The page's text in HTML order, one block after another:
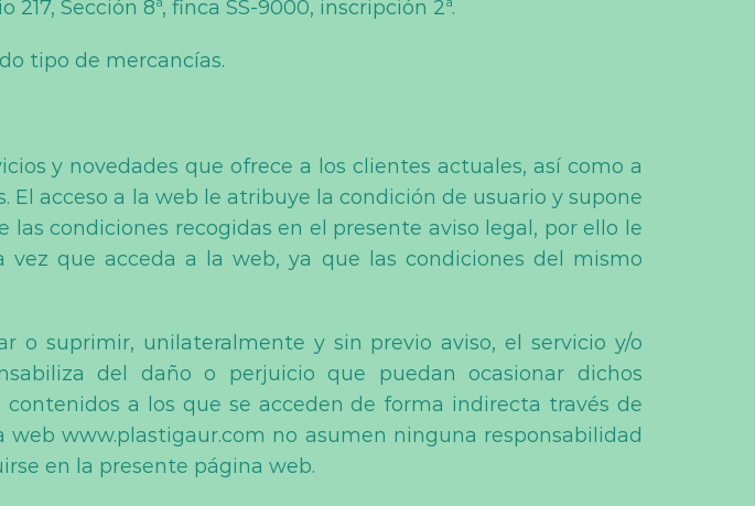
Sección 8ª, finca SS-9000, inscripción 2ª.
tipo de mercancías.
y novedades que ofrece a los clientes actuales, así como a
acceso a la web le atribuye la condición de usuario y supone
condiciones recogidas en el presente aviso legal, por ello le
que acceda a la web, ya que las condiciones del mismo
o suprimir, unilateralmente y sin previo aviso, el servicio y/o
del daño o perjuicio que puedan ocasionar dichos
a los que se acceden de forma indirecta través de
www.plastigaur.com no asumen ninguna responsabilidad
en la presente página web.